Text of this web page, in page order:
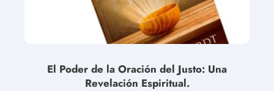
El Poder de la Oración del Justo: Una
Revelación Espiritual.